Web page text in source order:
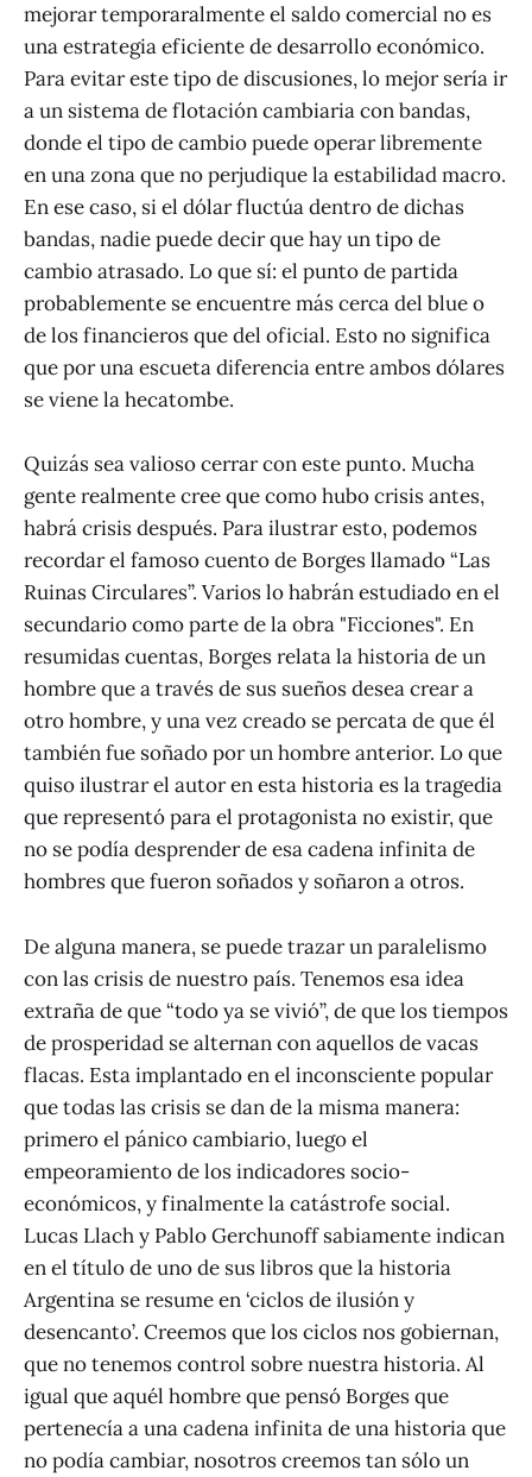
mejorar temporaralmente el saldo comercial no es
una estrategia eficiente de desarrollo económico.
Para evitar este tipo de discusiones, lo mejor sería ir
a un sistema de flotación cambiaria con bandas,
donde el tipo de cambio puede operar libremente
en una zona que no perjudique la estabilidad macro.
En ese caso, si el dólar fluctúa dentro de dichas
bandas, nadie puede decir que hay un tipo de
cambio atrasado. Lo que sí: el punto de partida
probablemente se encuentre más cerca del blue o
de los financieros que del oficial. Esto no significa
que por una escueta diferencia entre ambos dólares
se viene la hecatombe.
Quizás sea valioso cerrar con este punto. Mucha
gente realmente cree que como hubo crisis antes,
habrá crisis después. Para ilustrar esto, podemos
recordar el famoso cuento de Borges llamado “Las
Ruinas Circulares”. Varios lo habrán estudiado en el
secundario como parte de la obra "Ficciones". En
resumidas cuentas, Borges relata la historia de un
hombre que a través de sus sueños desea crear a
otro hombre, y una vez creado se percata de que él
también fue soñado por un hombre anterior. Lo que
quiso ilustrar el autor en esta historia es la tragedia
que representó para el protagonista no existir, que
no se podía desprender de esa cadena infinita de
hombres que fueron soñados y soñaron a otros.
De alguna manera, se puede trazar un paralelismo
con las crisis de nuestro país. Tenemos esa idea
extraña de que “todo ya se vivió”, de que los tiempos
de prosperidad se alternan con aquellos de vacas
flacas. Esta implantado en el inconsciente popular
que todas las crisis se dan de la misma manera:
primero el pánico cambiario, luego el
empeoramiento de los indicadores socio-
económicos, y finalmente la catástrofe social.
Lucas Llach y Pablo Gerchunoff sabiamente indican
en el título de uno de sus libros que la historia
Argentina se resume en ‘ciclos de ilusión y
desencanto’. Creemos que los ciclos nos gobiernan,
que no tenemos control sobre nuestra historia. Al
igual que aquél hombre que pensó Borges que
pertenecía a una cadena infinita de una historia que
no podía cambiar, nosotros creemos tan sólo un